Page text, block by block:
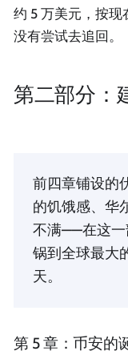
约 5 万美元，按
没有尝试去追回。
第二部分：
前四章铺设的
的饥饿感、华
不满——在这一
锅到全球最大
天。
第 5 章：币安的